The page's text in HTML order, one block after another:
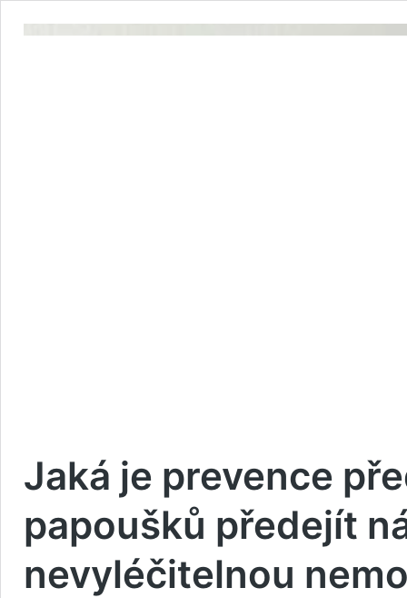
Jaká je prevence
papoušků předejít
nevyléčitelnou